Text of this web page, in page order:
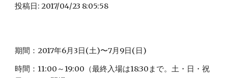
投稿日: 2017/04/23 8:05:58
期間：2017年6月3日(土)〜7月9日(日)
時間：11:00～19:00（最終入場は18:30まで。土・日・祝